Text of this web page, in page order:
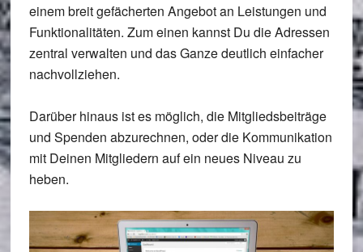
einem breit gefächerten Angebot an Leistungen und
Funktionalitäten. Zum einen kannst Du die Adressen
zentral verwalten und das Ganze deutlich einfacher
nachvollziehen.
Darüber hinaus ist es möglich, die Mitgliedsbeiträge
und Spenden abzurechnen, oder die Kommunikation
mit Deinen Mitgliedern auf ein neues Niveau zu
heben.